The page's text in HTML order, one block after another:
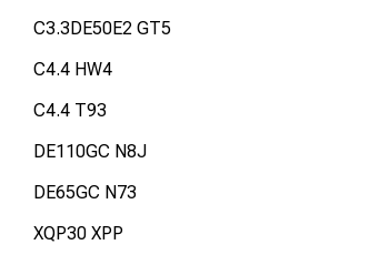
C3.3DE50E2 GT5
C4.4 HW4
C4.4 T93
DE110GC N8J
DE65GC N73
XQP30 XPP